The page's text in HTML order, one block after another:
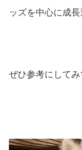
ッズを中心に成
ぜひ参考にしてみ